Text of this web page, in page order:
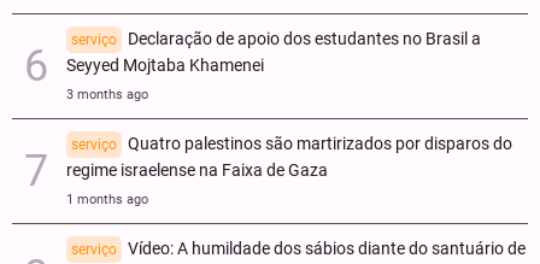
serviço
Declaração de apoio dos estudantes no Brasil a
Seyyed Mojtaba Khamenei
3 months ago
serviço
Quatro palestinos são martirizados por disparos do
regime israelense na Faixa de Gaza
1 months ago
serviço
Vídeo: A humildade dos sábios diante do santuário de